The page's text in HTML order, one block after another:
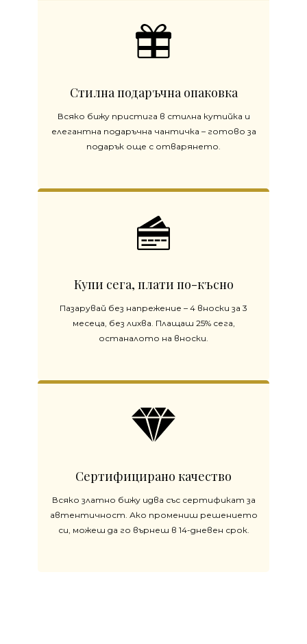
Стилна подаръчна опаковка
Всяко бижу пристига в стилна кутийка и
елегантна подаръчна чантичка – готово за
подарък още с отварянето.
Купи сега, плати по-късно
Пазарувай без напрежение – 4 вноски за 3
месеца, без лихва. Плащаш 25% сега,
останалото на вноски.
Сертифицирано качество
Всяко златно бижу идва със сертификат за
автентичност. Ако промениш решението
си, можеш да го върнеш в 14-дневен срок.